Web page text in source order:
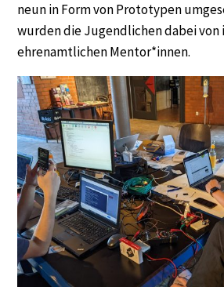
neun in Form von Prototypen
wurden die Jugendlichen dabei von
ehrenamtlichen Mentor*innen.